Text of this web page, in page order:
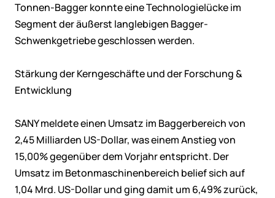
Tonnen-Bagger konnte eine Technologielücke im
Segment der äußerst langlebigen Bagger-
Schwenkgetriebe geschlossen werden.
Stärkung der Kerngeschäfte und der Forschung &
Entwicklung
SANY meldete einen Umsatz im Baggerbereich von
2,45 Milliarden US-Dollar, was einem Anstieg von
15,00% gegenüber dem Vorjahr entspricht. Der
Umsatz im Betonmaschinenbereich belief sich auf
1,04 Mrd. US-Dollar und ging damit um 6,49% zurück,